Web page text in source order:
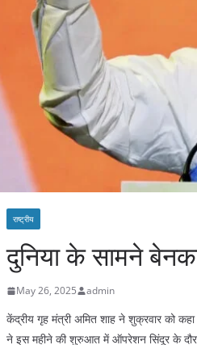
राष्ट्रीय
दुनिया के सामने
May 26, 2025 admin
केंद्रीय गृह मंत्री अमित शाह ने शुक्रवार को
ने इस महीने की शुरुआत में ऑपरेशन सिंदूर के